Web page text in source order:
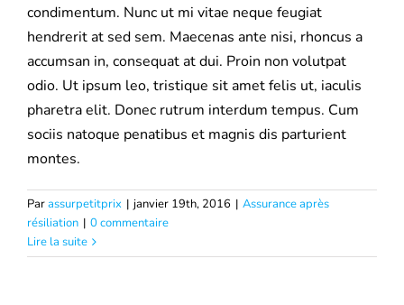
condimentum. Nunc ut mi vitae neque feugiat
hendrerit at sed sem. Maecenas ante nisi, rhoncus a
accumsan in, consequat at dui. Proin non volutpat
odio. Ut ipsum leo, tristique sit amet felis ut, iaculis
pharetra elit. Donec rutrum interdum tempus. Cum
sociis natoque penatibus et magnis dis parturient
montes.
Parassurpetitprix | janvier 19th, 2016 | Assurance après
résiliation | 0 commentaire
Lire la suite
Assurer sa voiture après résiliation pour
stupéfiant